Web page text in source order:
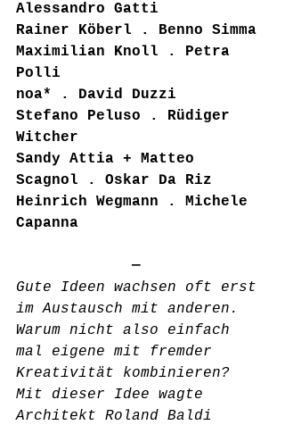
Alessandro Gatti
Rainer Köberl . Benno Simma
Maximilian Knoll . Petra
Polli
noa* . David Duzzi
Stefano Peluso . Rüdiger
Witcher
Sandy Attia + Matteo
Scagnol . Oskar Da Riz
Heinrich Wegmann . Michele
Capanna
             —
Gute Ideen wachsen oft erst
im Austausch mit anderen.
Warum nicht also einfach
mal eigene mit fremder
Kreativität kombinieren?
Mit dieser Idee wagte
Architekt Roland Baldi